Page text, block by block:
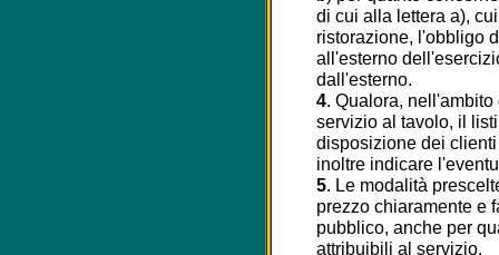
di cui alla lettera a),
ristorazione, l'obbligo
all'esterno
dall'esterno.
4. Qualora,
servizio al tavolo, il
disposizione dei
inoltre indicare
5. Le modalità
prezzo chiaramente e
pubblico, anche per
attribuibili al servizio.